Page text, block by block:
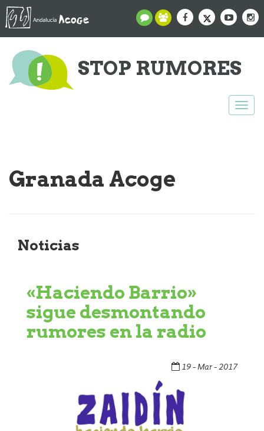
STOP RUMORES
Granada Acoge
Noticias
«Haciendo Barrio»
sigue desmontando
rumores en la radio
19 - Mar - 2017